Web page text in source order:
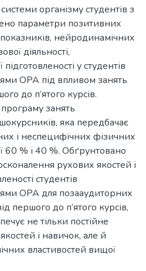
організму студентів з
параметри позитивних
нейродинамічних
діяльності,
у студентів
ОРА під впливом занять
до п’ятого курсів.
занять
яка передбачає
і неспецифічних фізичних
60 % і 40 %. Обґрунтовано
рухових якостей і
студентів
ОРА для позааудиторних
першого до п’ятого курсів,
не тільки постійне
і навичок, але й
властивостей вищої